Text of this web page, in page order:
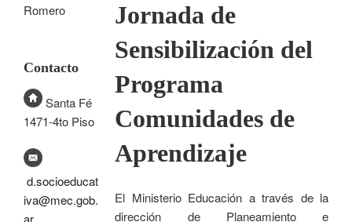
Jornada de
Sensibilización del
Programa
Comunidades de
Aprendizaje
El Ministerio Educación a través de la
dirección de Planeamiento e
Romero
Contacto
Santa Fé
1471-4to Piso
d.socioeducat
iva@mec.gob.